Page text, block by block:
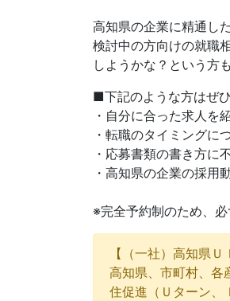
高知県の企業に精通し
検討中の方向けの就職
しようかな？という方
■下記のような方はぜ
・自分に合った求人を
・転職のタイミングに
・応募書類の書き方に
・高知県の企業の採
※完全予約制のため、
【（一社）高知県
高知県、市町村、各
住促進（Ｕターン、